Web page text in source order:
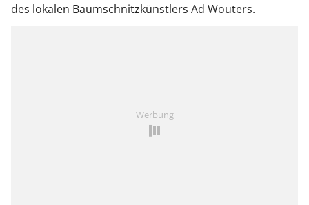
des lokalen Baumschnitzkünstlers Ad Wouters.
Werbung